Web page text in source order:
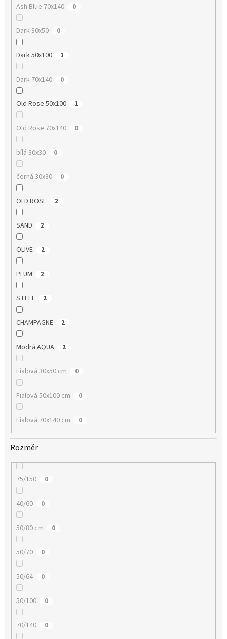
Ash Blue 70x140 0
Dark 30x50 0
Dark 50x100 1
Dark 70x140 0
Old Rose 50x100 1
Old Rose 70x140 0
bílá 30x30 0
černá 30x30 0
OLD ROSE 2
SAND 2
OLIVE 2
PLUM 2
STEEL 2
CHAMPAGNE 2
Modrá AQUA 2
Fialová 30x50 cm 0
Fialová 50x100 cm 0
Fialová 70x140 cm 0
Rozměr
75/150 0
40/60 0
50/80 cm 0
50/70 0
50/64 0
50/100 0
70/140 0